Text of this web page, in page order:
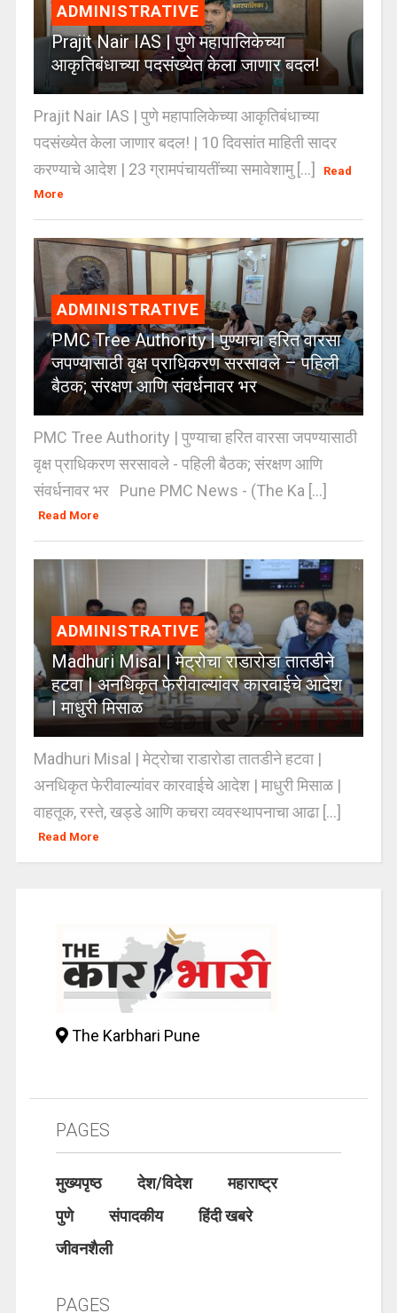
ADMINISTRATIVE
Prajit Nair IAS | पुणे महापालिकेच्या
आकृतिबंधाच्या पदसंख्येत केला जाणार बदल!
Prajit Nair IAS | पुणे महापालिकेच्या आकृतिबंधाच्या
पदसंख्येत केला जाणार बदल! | 10 दिवसांत माहिती सादर
करण्याचे आदेश | 23 ग्रामपंचायतींच्या समावेशामु [...]
Read
More
ADMINISTRATIVE
PMC Tree Authority | पुण्याचा हरित वारसा
जपण्यासाठी वृक्ष प्राधिकरण सरसावले – पहिली
बैठक; संरक्षण आणि संवर्धनावर भर
PMC Tree Authority | पुण्याचा हरित वारसा जपण्यासाठी
वृक्ष प्राधिकरण सरसावले - पहिली बैठक; संरक्षण आणि
संवर्धनावर भर Pune PMC News - (The Ka [...]
Read More
ADMINISTRATIVE
Madhuri Misal | मेट्रोचा राडारोडा तातडीने
हटवा | अनधिकृत फेरीवाल्यांवर कारवाईचे आदेश
| माधुरी मिसाळ
Madhuri Misal | मेट्रोचा राडारोडा तातडीने हटवा |
अनधिकृत फेरीवाल्यांवर कारवाईचे आदेश | माधुरी मिसाळ |
वाहतूक, रस्ते, खड्डे आणि कचरा व्यवस्थापनाचा आढा [...]
Read More
The Karbhari Pune
PAGES
मुख्यपृष्ठ देश/विदेश
महाराष्ट्र
पुणे
संपादकीय
हिंदी खबरे
जीवनशैली
PAGES